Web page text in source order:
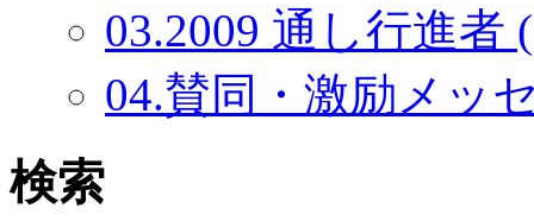
03.2009 通し行進者
04.賛同・激励メッ
検索